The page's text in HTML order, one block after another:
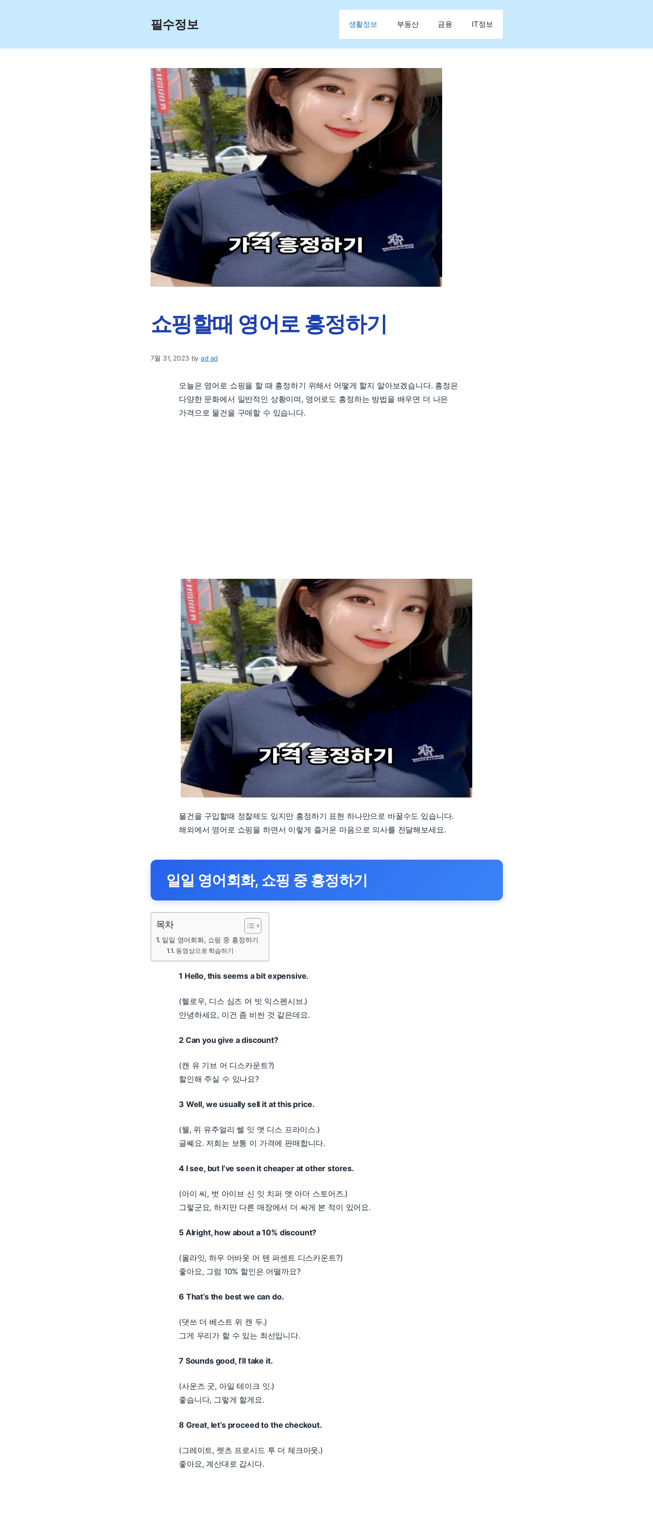
필수정보 생활정보 부동산 금융 IT정보
쇼핑할때 영어로 흥정하기
7월 31, 2023 byad ad
오늘은 영어로 쇼핑을 할 때 흥정하기 위해서 어떻게 할지 알아보겠습니다. 흥정은
다양한 문화에서 일반적인 상황이며, 영어로도 흥정하는 방법을 배우면 더 나은
가격으로 물건을 구매할 수 있습니다.
물건을 구입할때 정찰제도 있지만 흥정하기 표현 하나만으로 바꿀수도 있습니다.
해외에서 영어로 쇼핑을 하면서 이렇게 즐거운 마음으로 의사를 전달해보세요.
일일 영어회화, 쇼핑 중 흥정하기
목차
일일 영어회화, 쇼핑 중 흥정하기
동영상으로 학습하기
1 Hello, this seems a bit expensive.
(헬로우, 디스 심즈 어 빗 익스펜시브.)
안녕하세요, 이건 좀 비싼 것 같은데요.
2 Can you give a discount?
(캔 유 기브 어 디스카운트?)
할인해 주실 수 있나요?
3 Well, we usually sell it at this price.
(웰, 위 유주얼리 쎌 잇 앳 디스 프라이스.)
글쎼요. 저희는 보통 이 가격에 판매합니다.
4 I see, but I’ve seen it cheaper at other stores.
(아이 씨, 벗 아이브 신 잇 치퍼 앳 아더 스토어즈.)
그렇군요, 하지만 다른 매장에서 더 싸게 본 적이 있어요.
5 Alright, how about a 10% discount?
(올라잇, 하우 어바웃 어 텐 퍼센트 디스카운트?)
좋아요, 그럼 10% 할인은 어떨까요?
6 That’s the best we can do.
(댓쓰 더 베스트 위 캔 두.)
그게 우리가 할 수 있는 최선입니다.
7 Sounds good, I’ll take it.
(사운즈 굿, 아일 테이크 잇.)
좋습니다, 그렇게 할게요.
8 Great, let’s proceed to the checkout.
(그레이트, 렛츠 프로시드 투 더 체크아웃.)
좋아요, 계산대로 갑시다.